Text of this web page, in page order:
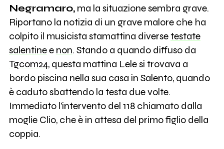
Negramaro,ma la situazione sembra grave.
Riportano la notizia di un grave malore che ha
colpito il musicista stamattina diversetestate
salentinee non. Stando a quando diffuso da
Tgcom24, questa mattina Lele si trovava a
bordo piscina nella sua casa in Salento, quando
è caduto sbattendo la testa due volte.
Immediato l'intervento del 118 chiamato dalla
moglie Clio, che è in attesa del primo figlio della
coppia.